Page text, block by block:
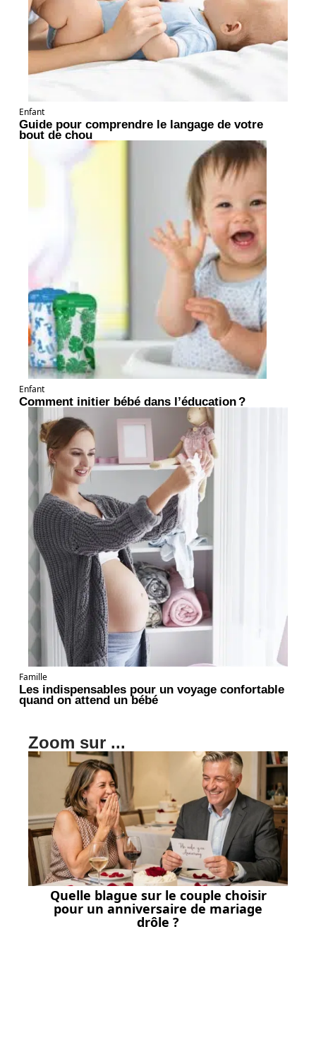
Enfant
Guide pour comprendre le langage de votre
bout de chou
Enfant
Comment initier bébé dans l’éducation ?
Famille
Les indispensables pour un voyage confortable
quand on attend un bébé
Zoom sur ...
Quelle blague sur le couple choisir
pour un anniversaire de mariage
drôle ?